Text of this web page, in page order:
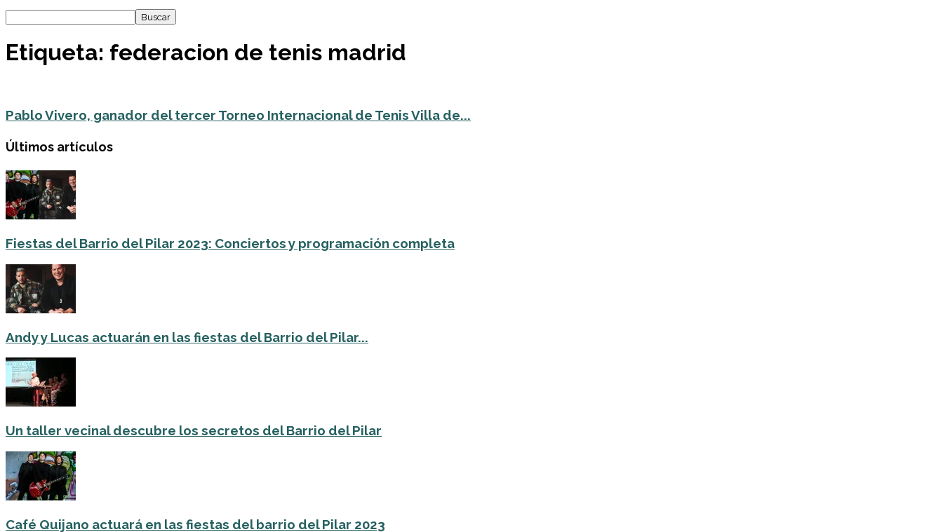
Etiqueta: federacion de tenis madrid
Pablo Vivero, ganador del tercer Torneo Internacional de Tenis Villa de...
Últimos artículos
Fiestas del Barrio del Pilar 2023: Conciertos y programación completa
Andy y Lucas actuarán en las fiestas del Barrio del Pilar...
Un taller vecinal descubre los secretos del Barrio del Pilar
Café Quijano actuará en las fiestas del barrio del Pilar 2023